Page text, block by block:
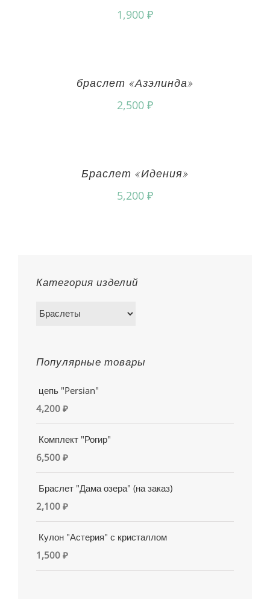
1,900 ₽
браслет «Азэлинда»
2,500 ₽
Браслет «Идения»
5,200 ₽
Категория изделий
Популярные товары
цепь "Persian"
4,200 ₽
Комплект "Рогир"
6,500 ₽
Браслет "Дама озера" (на заказ)
2,100 ₽
Кулон "Астерия" с кристаллом
1,500 ₽